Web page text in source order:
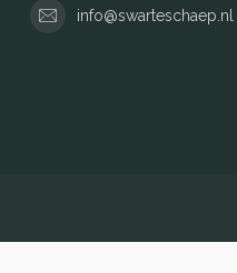
info@swarteschaep.nl